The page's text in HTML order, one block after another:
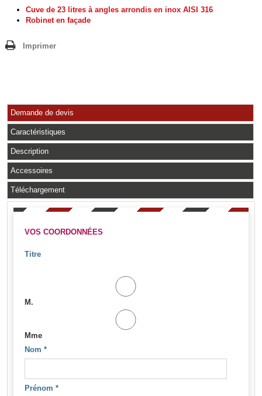
Cuve de 23 litres à angles arrondis en inox AISI 316
Robinet en façade
Imprimer
Demande de devis
Caractéristiques
Description
Accessoires
Téléchargement
VOS COORDONNÉES
Titre
M.
Mme
Nom *
Prénom *